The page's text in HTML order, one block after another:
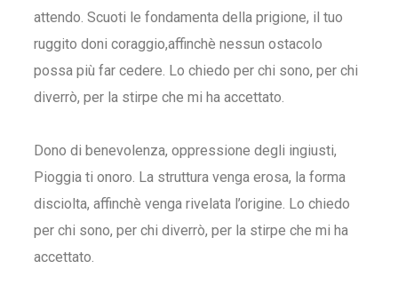
attendo. Scuoti le fondamenta della prigione, il tuo
ruggito doni coraggio,affinchè nessun ostacolo
possa più far cedere. Lo chiedo per chi sono, per chi
diverrò, per la stirpe che mi ha accettato.
Dono di benevolenza, oppressione degli ingiusti,
Pioggia ti onoro. La struttura venga erosa, la forma
disciolta, affinchè venga rivelata l’origine. Lo chiedo
per chi sono, per chi diverrò, per la stirpe che mi ha
accettato.